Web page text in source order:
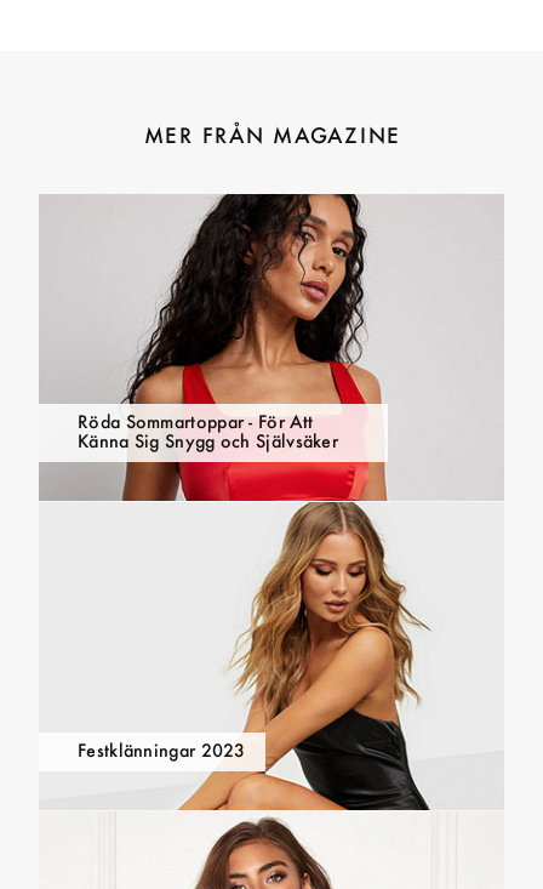
MER FRÅN MAGAZINE
Röda Sommartoppar - För Att
Känna Sig Snygg och Självsäker
Festklänningar 2023